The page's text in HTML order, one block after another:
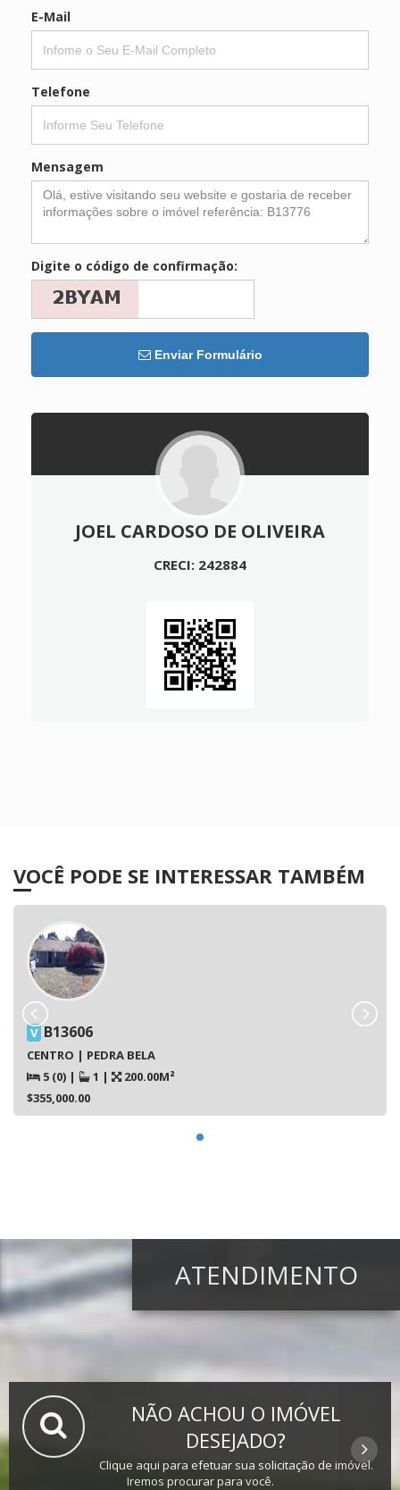
E-Mail
Telefone
Mensagem
Digite o código de confirmação:
Enviar Formulário
JOEL CARDOSO DE OLIVEIRA
CRECI: 242884
VOCÊ PODE SE INTERESSAR TAMBÉM
V B13606
CENTRO | PEDRA BELA
5 (0) | 1 |
200.00M²
$355,000.00
ATENDIMENTO
NÃO ACHOU O IMÓVEL
DESEJADO?
Clique aqui para efetuar sua solicitação de imóvel.
Iremos procurar para você.